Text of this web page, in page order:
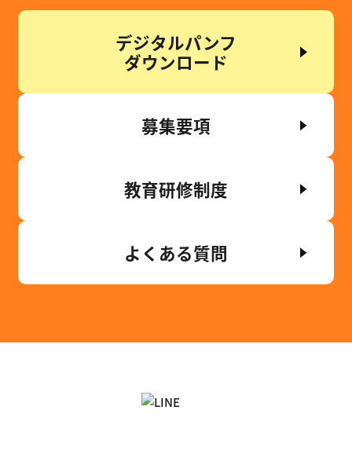
デジタルパンフ
ダウンロード
募集要項
教育研修制度
よくある質問